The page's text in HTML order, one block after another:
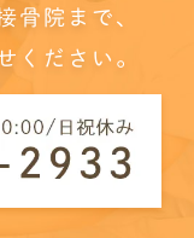
骨院まで、
ください。